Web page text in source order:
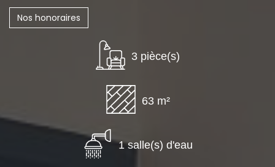
Nos honoraires
3 pièce(s)
63 m²
1 salle(s) d'eau